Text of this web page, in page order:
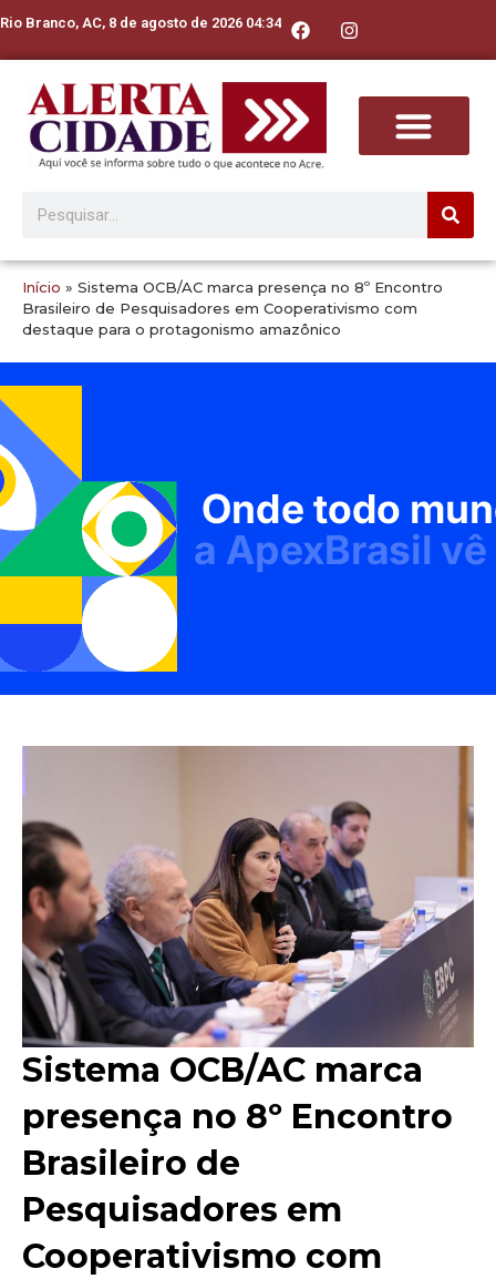
Rio Branco, AC, 8 de agosto de 2026 04:34
Início » Sistema OCB/AC marca presença no 8º Encontro
Brasileiro de Pesquisadores em Cooperativismo com
destaque para o protagonismo amazônico
Sistema OCB/AC marca
presença no 8º Encontro
Brasileiro de
Pesquisadores em
Cooperativismo com